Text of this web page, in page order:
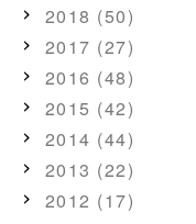
2018 (50)
2017 (27)
2016 (48)
2015 (42)
2014 (44)
2013 (22)
2012 (17)